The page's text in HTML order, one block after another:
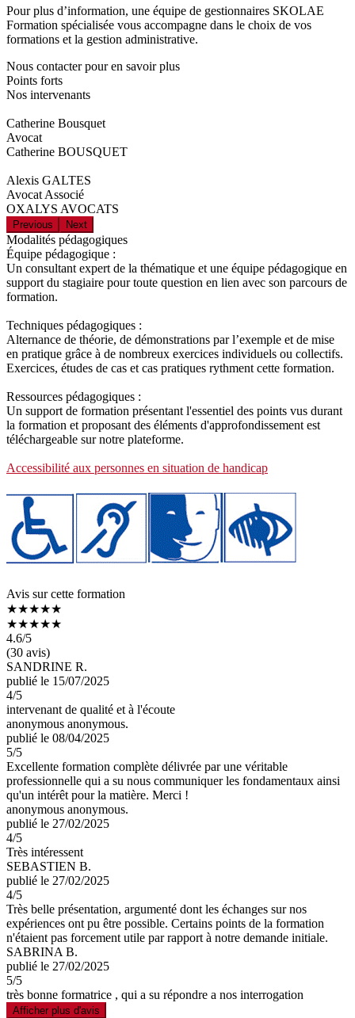
Pour plus d’information, une équipe de gestionnaires SKOLAE
Formation spécialisée vous accompagne dans le choix de vos
formations et la gestion administrative.
Nous contacter pour en savoir plus
Points forts
Nos intervenants
Catherine Bousquet
Avocat
Catherine BOUSQUET
Alexis GALTES
Avocat Associé
OXALYS AVOCATS
Previous Next
Modalités pédagogiques
Équipe pédagogique :
Un consultant expert de la thématique et une équipe pédagogique en
support du stagiaire pour toute question en lien avec son parcours de
formation.
Techniques pédagogiques :
Alternance de théorie, de démonstrations par l’exemple et de mise
en pratique grâce à de nombreux exercices individuels ou collectifs.
Exercices, études de cas et cas pratiques rythment cette formation.
Ressources pédagogiques :
Un support de formation présentant l'essentiel des points vus durant
la formation et proposant des éléments d'approfondissement est
téléchargeable sur notre plateforme.
Accessibilité aux personnes en situation de handicap
Avis sur cette formation
★★★★★
★★★★★
4.6/5
(30 avis)
SANDRINE R.
publié le 15/07/2025
4/5
intervenant de qualité et à l'écoute
anonymous anonymous.
publié le 08/04/2025
5/5
Excellente formation complète délivrée par une véritable
professionnelle qui a su nous communiquer les fondamentaux ainsi
qu'un intérêt pour la matière. Merci !
anonymous anonymous.
publié le 27/02/2025
4/5
Très intéressent
SEBASTIEN B.
publié le 27/02/2025
4/5
Très belle présentation, argumenté dont les échanges sur nos
expériences ont pu être possible. Certains points de la formation
n'étaient pas forcement utile par rapport à notre demande initiale.
SABRINA B.
publié le 27/02/2025
5/5
très bonne formatrice , qui a su répondre a nos interrogation
Afficher plus d'avis